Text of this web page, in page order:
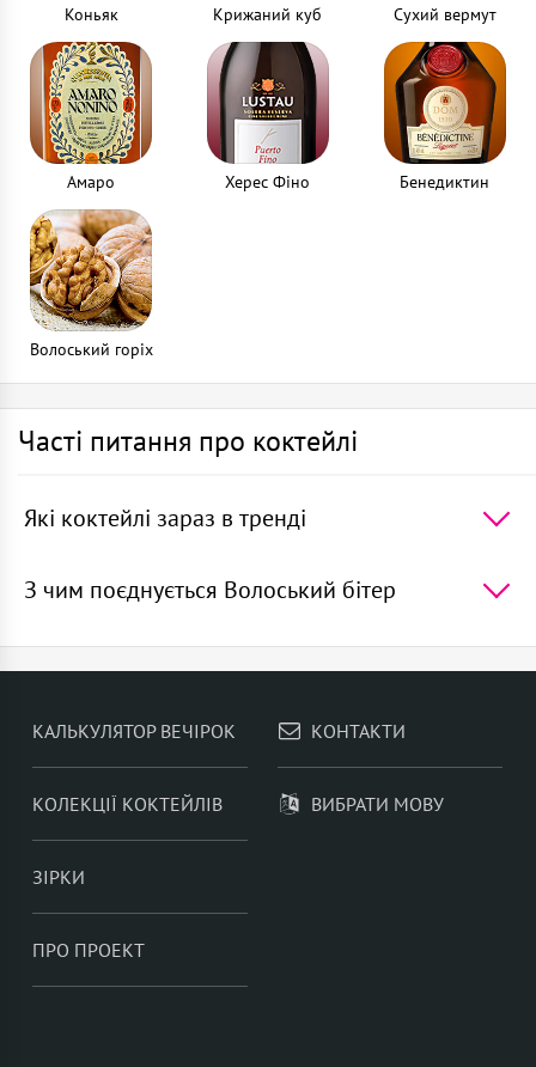
Коньяк Крижаний куб Сухий вермут
Амаро Херес Фіно Бенедиктин
Волоський горіх
Часті питання про коктейлі
Які коктейлі зараз в тренді
тоніком , Мохіто, Негроні, Джин тонік , Текіла
З чим поєднується Волоський бітер
КАЛЬКУЛЯТОР ВЕЧІРОК
КОЛЕКЦІЇ КОКТЕЙЛІВ
ЗІРКИ
ПРО ПРОЕКТ
КОНТАКТИ
ВИБРАТИ МОВУ